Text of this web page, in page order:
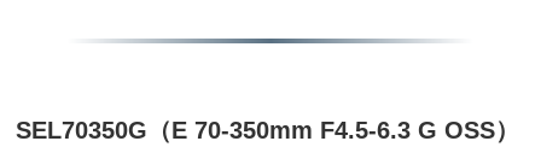
SEL70350G（E 70-350mm F4.5-6.3 G OSS）